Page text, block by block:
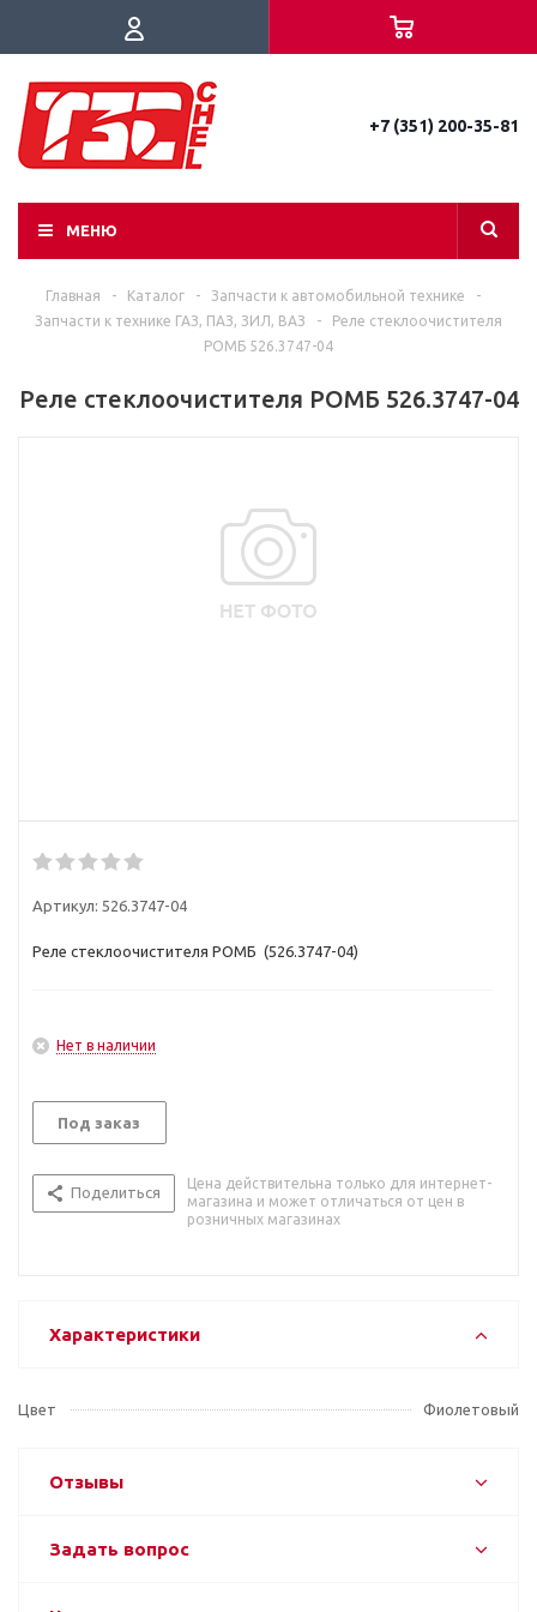
+7 (351) 200-35-81
МЕНЮ
Главная - Каталог - Запчасти к автомобильной технике
-
Запчасти к технике ГАЗ, ПАЗ, ЗИЛ, ВАЗ
-
Реле стеклоочистителя
РОМБ 526.3747-04
Реле стеклоочистителя РОМБ 526.3747-04
Артикул: 526.3747-04
Реле стеклоочистителя РОМБ (526.3747-04)
Нет в наличии
Под заказ
Поделиться
Цена действительна только для интернет-
магазина и может отличаться от цен в
розничных магазинах
Характеристики
Цвет Фиолетовый
Отзывы
Задать вопрос